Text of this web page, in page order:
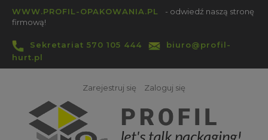
WWW.PROFIL-OPAKOWANIA.PL
- odwiedź naszą stronę
firmową!
Sekretariat 570 105 444
biuro@profil-
hurt.pl
Zarejestruj się Zaloguj się